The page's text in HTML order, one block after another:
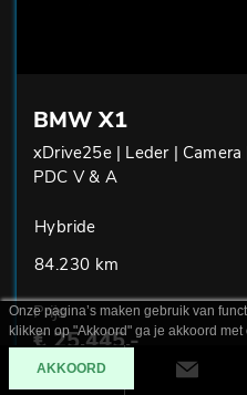
BMW X1
xDrive25e | Leder |
PDC V & A
Hybride
84.230 km
Prijs
€ 25.445,-
Onze pagina’s maken gebruik van
klikken op "Akkoord" ga je akkoord
AKKOORD